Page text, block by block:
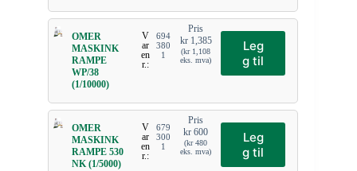
OMER
MASKINK
RAMPE
WP/38
(1/10000)
V
ar
en
r.:
694
380
1
Pris
kr1,385
(kr1,108
eks. mva)
Leg
g til
OMER
MASKINK
RAMPE 530
NK (1/5000)
V
ar
en
r.:
679
300
1
Pris
kr 600
(kr480
eks. mva)
Leg
g til